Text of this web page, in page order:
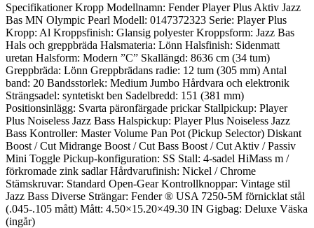
Specifikationer Kropp Modellnamn: Fender Player Plus Aktiv Jazz
Bas MN Olympic Pearl Modell: 0147372323 Serie: Player Plus
Kropp: Al Kroppsfinish: Glansig polyester Kroppsform: Jazz Bas
Hals och greppbräda Halsmateria: Lönn Halsfinish: Sidenmatt
uretan Halsform: Modern ”C” Skallängd: 8636 cm (34 tum)
Greppbräda: Lönn Greppbrädans radie: 12 tum (305 mm) Antal
band: 20 Bandsstorlek: Medium Jumbo Hårdvara och elektronik
Strängsadel: syntetiskt ben Sadelbredd: 151 (381 mm)
Positionsinlägg: Svarta päronfärgade prickar Stallpickup: Player
Plus Noiseless Jazz Bass Halspickup: Player Plus Noiseless Jazz
Bass Kontroller: Master Volume Pan Pot (Pickup Selector) Diskant
Boost / Cut Midrange Boost / Cut Bass Boost / Cut Aktiv / Passiv
Mini Toggle Pickup-konfiguration: SS Stall: 4-sadel HiMass m /
förkromade zink sadlar Hårdvarufinish: Nickel / Chrome
Stämskruvar: Standard Open-Gear Kontrollknoppar: Vintage stil
Jazz Bass Diverse Strängar: Fender ® USA 7250-5M förnicklat stål
(.045-.105 mått) Mått: 4.50×15.20×49.30 IN Gigbag: Deluxe Väska
(ingår)